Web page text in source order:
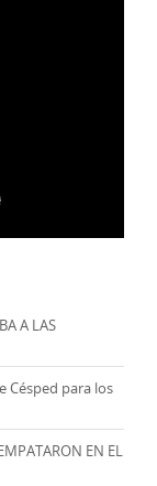
A LAS
Césped para los
EN EL